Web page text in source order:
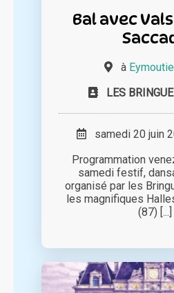
Bal avec
à
LES
samedi 20 juin
Programmation
samedi festif,
organisé par les
les magnifiques
(87) [...]